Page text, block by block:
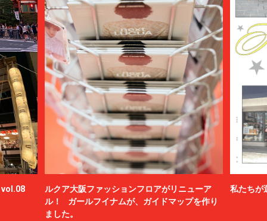
vol.08
ルクア大阪ファッションフロアがリニューア
ル！ ガールフイナムが、ガイドマップを作り
ました。
私たちが